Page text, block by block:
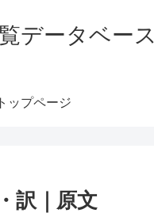
データベース
トップページ
訳｜原文